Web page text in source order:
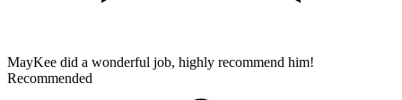
MayKee did a wonderful job, highly recommend him!
Recommended